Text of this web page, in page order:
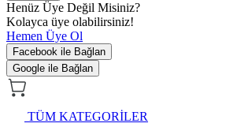
Henüz Üye Değil Misiniz?
Kolayca üye olabilirsiniz!
Hemen Üye Ol
Facebook ile Bağlan
Google ile Bağlan
TÜM KATEGORİLER